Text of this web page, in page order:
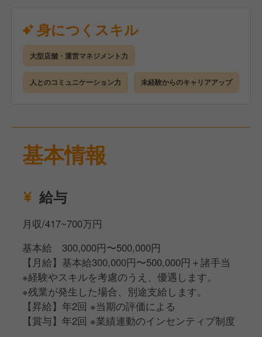
【入社後の流れ】
手厚い研修とサポート体制を完備しているので、店舗
運営の経験がない方でも安心してスタートできます。
●座学研修（2日間）
企業や店舗について理解を深めていただきます。
●店舗研修（3カ月）
ビジネスマナーも身につくので未経験でも安心です。
●キャリアアップ
長を目指すことが可能です
身につくスキル
大型店舗・運営マネジメント力
人とのコミュニケーション力 未経験からのキャリアアップ
基本情報
給与
月収/417~700万円
基本給 300,000円〜500,000円
【月給】基本給300,000円〜500,000円＋諸手当
※経験やスキルを考慮のうえ、優遇します。
※残業が発生した場合、別途支給します。
【昇給】年2回 ※当期の評価による
【賞与】年2回 ※業績連動のインセンティブ制度